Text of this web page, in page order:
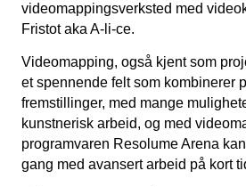
videomappingsverksted med
Fristot aka A-li-ce.
Videomapping, også kjent som
et spennende felt som kombinerer
fremstillinger, med mange
kunstnerisk arbeid, og med
programvaren Resolume Arena
gang med avansert arbeid på kort